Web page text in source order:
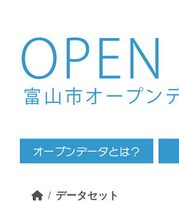
Skip to main content
データセット